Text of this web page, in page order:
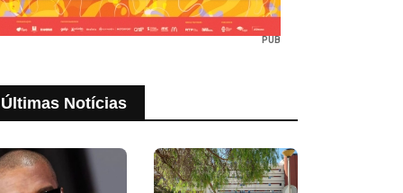
PUB
Últimas Notícias